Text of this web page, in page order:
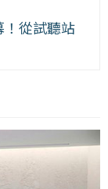
！從試聽站